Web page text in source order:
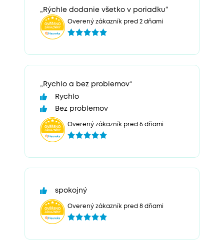
„Rýchle dodanie všetko v poriadku“
Overený zákazník pred 2 dňami
„Rychlo a bez problemov“
Rychlo
Bez problemov
Overený zákazník pred 6 dňami
spokojný
Overený zákazník pred 8 dňami